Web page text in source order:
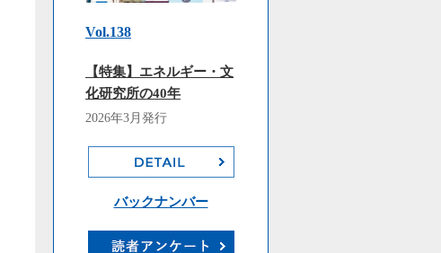
Vol.138
【特集】エネルギー・文
化研究所の40年
2026年3月発行
バックナンバー